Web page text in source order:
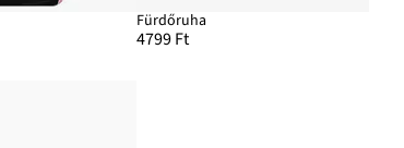
Fürdőruha
4799 Ft